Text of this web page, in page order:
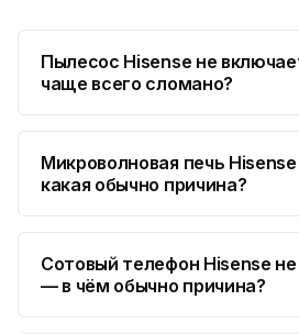
ю
Юмедиа Сервис в
ул. Тверская 60, Колпино
пр. Христиновский 28,
Пылесос Hisense не
чаще всего сломано?
Микроволновая печь
какая обычно причина?
Сотовый телефон Hisense
— в чём обычно причина?